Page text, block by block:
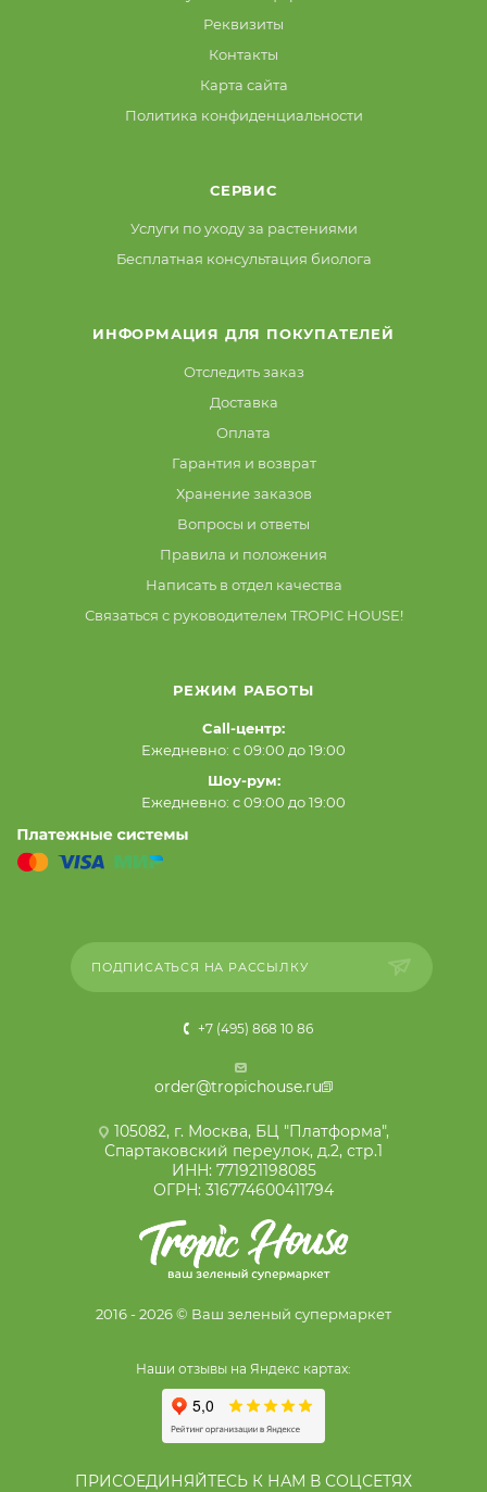
Реквизиты
Контакты
Карта сайта
Политика конфиденциальности
СЕРВИС
Услуги по уходу за растениями
Бесплатная консультация биолога
ИНФОРМАЦИЯ ДЛЯ ПОКУПАТЕЛЕЙ
Отследить заказ
Доставка
Оплата
Гарантия и возврат
Хранение заказов
Вопросы и ответы
Правила и положения
Написать в отдел качества
Связаться с руководителем TROPIC HOUSE!
РЕЖИМ РАБОТЫ
Call-центр:
Ежедневно: с 09:00 до 19:00
Шоу-рум:
Ежедневно: с 09:00 до 19:00
ПОДПИСАТЬСЯ НА РАССЫЛКУ
+7 (495) 868 10 86
order@tropichouse.ru
105082, г. Москва, БЦ "Платформа",
Спартаковский переулок, д.2, стр.1
ИНН: 771921198085
ОГРН: 316774600411794
2016 - 2026 © Ваш зеленый супермаркет
Наши отзывы на Яндекс картах:
ПРИСОЕДИНЯЙТЕСЬ К НАМ В СОЦСЕТЯХ